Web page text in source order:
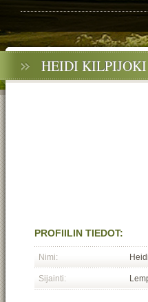
HEIDI
PROFIILIN TIEDOT:
Nimi:
Sijainti: